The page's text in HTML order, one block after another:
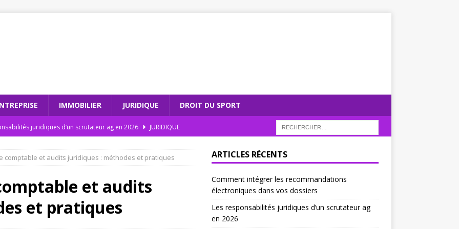
IMMOBILIER JURIDIQUE DROIT DU SPORT
juridiques d’un scrutateur ag en 2026
JURIDIQUE
ag et l’intégrité électorale : un duo gagnant
les recommandations électroniques sont incontournables en
comptable et audits juridiques : méthodes et pratiques
et audits
et pratiques
ARTICLES RÉCENTS
Comment intégrer les recommandations
électroniques dans vos dossiers
Les responsabilités juridiques d’un scrutateur ag
en 2026